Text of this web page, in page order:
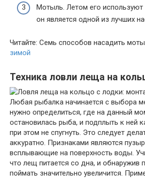
Мотыль. Летом его
он является одной из лучших
Читайте: Семь способов насадить
зимой
Техника ловли леща на
Любая рыбалка начинается с выбора
нужно определиться, где на данный
остановилась рыба, и подплыть к ней
при этом не спугнуть. Это следует
аккуратно. Признаками являются
всплывающие на поверхность воды.
что лещ питается со дна, и обнаружив
поймать значительно увеличится.